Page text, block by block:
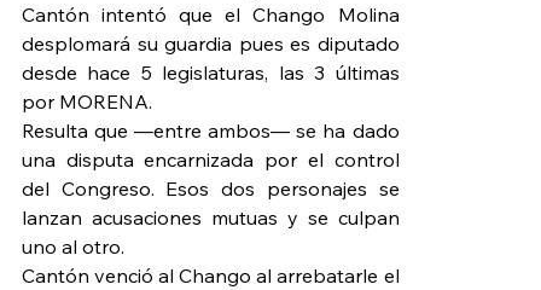
Cantón intentó que el Chango Molina
desplomará su guardia pues es diputado
desde hace 5 legislaturas, las 3 últimas
por MORENA.
Resulta que —entre ambos— se ha dado
una disputa encarnizada por el control
del Congreso. Esos dos personajes se
lanzan acusaciones mutuas y se culpan
uno al otro.
Cantón venció al Chango al arrebatarle el